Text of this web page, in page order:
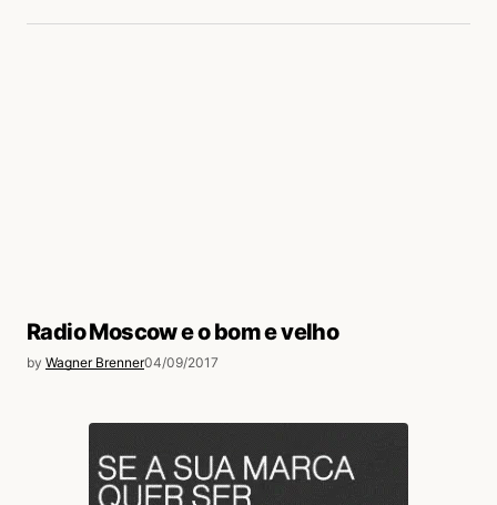
Radio Moscow e o bom e velho
by Wagner Brenner04/09/2017